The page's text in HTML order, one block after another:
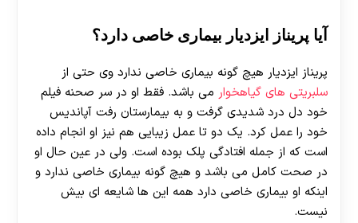
آیا پریناز ایزدیار بیماری خاصی دارد؟
پریناز ایزدیار هیچ گونه بیماری خاصی ندارد وی حتی از
سلبریتی های گیاهخوار می باشد. فقط او در سر صحنه فیلم
خود دل درد شدیدی گرفت و به بیمارستان رفت آپاندیس
خود را عمل کرد. یک دو تا عمل زیبایی هم نیز او انجام داده
است که از جمله افتادگی پلک بوده است. ولی در عین حال او
در صحت کامل می باشد و هیچ گونه بیماری خاصی ندارد و
اینکه او بیماری خاصی دارد همه این ها شایعه ای بیش
نیست.